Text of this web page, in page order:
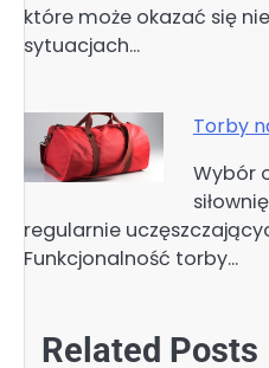
które może okazać się
sytuacjach…
Torby
Wybór
regularnie
Funkcjonalność torby…
Related Posts